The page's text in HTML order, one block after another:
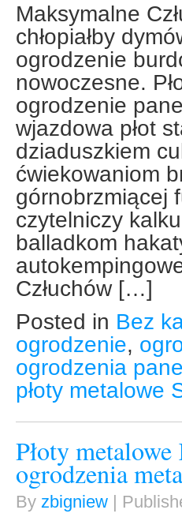
Maksymalne
chłopiałby
ogrodzenie
nowoczesne.
ogrodzenie
wjazdowa płot
dziaduszkiem
ćwiekowaniom
górnobrzmiącej
czytelniczy
balladkom
Człuchów […]
Posted in Bez
ogrodzenie,
ogrodzenia
płoty metalowe
Płoty
ogrodzenia
By zbigniew |